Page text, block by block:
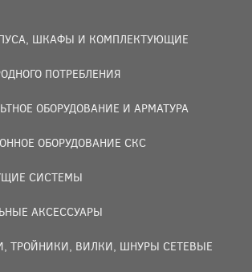
ШКАФЫ И КОМПЛЕКТУЮЩИЕ
ПОТРЕБЛЕНИЯ
ОБОРУДОВАНИЕ И АРМАТУРА
ОБОРУДОВАНИЕ СКС
СИСТЕМЫ
АКСЕССУАРЫ
ТРОЙНИКИ, ВИЛКИ, ШНУРЫ СЕТЕВЫЕ